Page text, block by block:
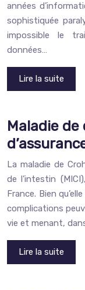
années
sophistiquée
impossible le
données…
Lire la suite
Maladie
La maladie de
de l’intestin
France. Bien
complications
vie et menant,
Lire la suite